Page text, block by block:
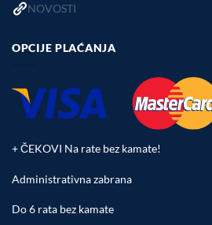
NOVOSTI
OPCIJE PLAĆANJA
+ ČEKOVI Na rate bez kamate!
Administrativna zabrana
Do 6 rata bez kamate